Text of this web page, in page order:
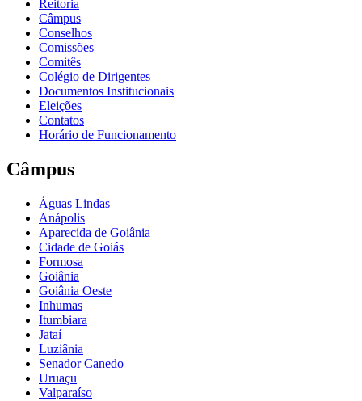
Reitoria
Câmpus
Conselhos
Comissões
Comitês
Colégio de Dirigentes
Documentos Institucionais
Eleições
Contatos
Horário de Funcionamento
Câmpus
Águas Lindas
Anápolis
Aparecida de Goiânia
Cidade de Goiás
Formosa
Goiânia
Goiânia Oeste
Inhumas
Itumbiara
Jataí
Luziânia
Senador Canedo
Uruaçu
Valparaíso